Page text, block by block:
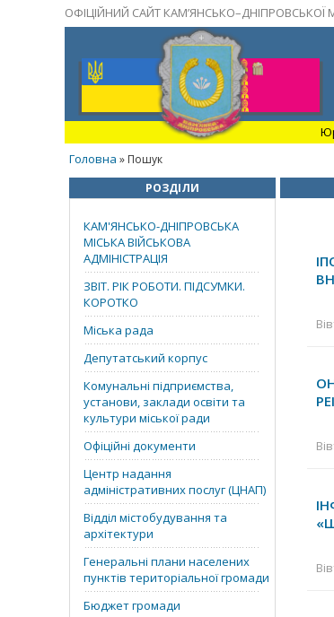
ОФІЦІЙНИЙ САЙТ КАМ’ЯНСЬКО–ДНІПРОВСЬКОЇ
Головна » Пошук
РОЗДІЛИ
КАМ'ЯНСЬКО-ДНІПРОВСЬКА
МІСЬКА ВІЙСЬКОВА
АДМІНІСТРАЦІЯ
ЗВІТ. РІК РОБОТИ. ПІДСУМКИ.
КОРОТКО
Міська рада
Депутатський корпус
Комунальні підприємства,
установи, заклади освіти та
культури міської ради
Офіційні документи
Центр надання
адміністративних послуг (ЦНАП)
Відділ містобудування та
архітектури
Генеральні плани населених
пунктів територіальної громади
Бюджет громади